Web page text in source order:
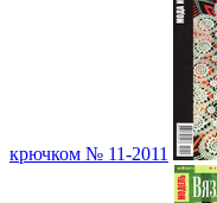
крючком № 11-2011